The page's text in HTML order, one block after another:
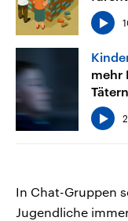
mehr
Tätern
In Chat-Gruppen
Jugendliche